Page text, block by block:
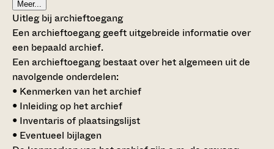
Meer...
Uitleg bij archieftoegang
Een archieftoegang geeft uitgebreide informatie over
een bepaald archief.
Een archieftoegang bestaat over het algemeen uit de
navolgende onderdelen:
• Kenmerken van het archief
• Inleiding op het archief
• Inventaris of plaatsingslijst
• Eventueel bijlagen